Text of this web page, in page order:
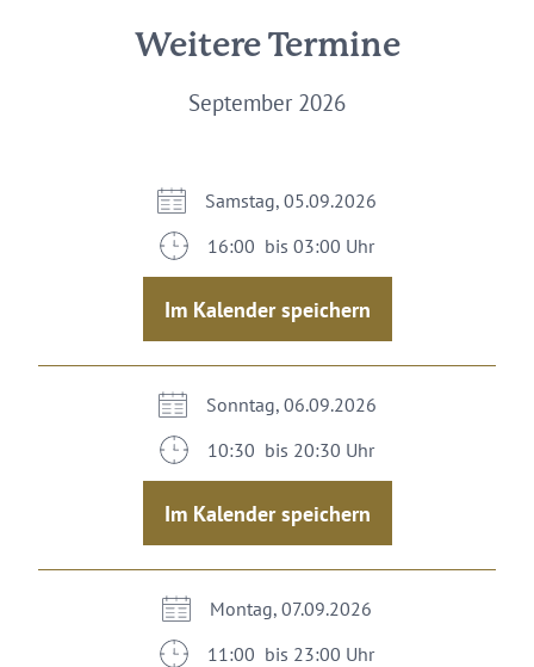
Weitere Termine
September 2026
Samstag, 05.09.2026
16:00 bis 03:00 Uhr
Im Kalender speichern
Sonntag, 06.09.2026
10:30 bis 20:30 Uhr
Im Kalender speichern
Montag, 07.09.2026
11:00 bis 23:00 Uhr